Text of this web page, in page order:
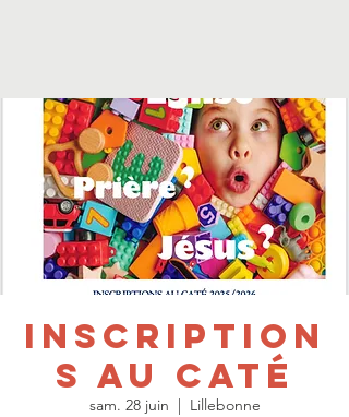
Inscription
s au caté
sam. 28 juin
  |
Lillebonne